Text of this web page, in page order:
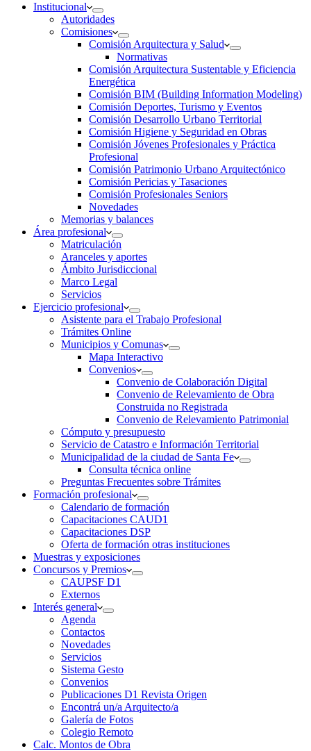
Institucional
Autoridades
Comisiones
Comisión Arquitectura y Salud
Normativas
Comisión Arquitectura Sustentable y Eficiencia
Energética
Comisión BIM (Building Information Modeling)
Comisión Deportes, Turismo y Eventos
Comisión Desarrollo Urbano Territorial
Comisión Higiene y Seguridad en Obras
Comisión Jóvenes Profesionales y Práctica
Profesional
Comisión Patrimonio Urbano Arquitectónico
Comisión Pericias y Tasaciones
Comisión Profesionales Seniors
Novedades
Memorias y balances
Área profesional
Matriculación
Aranceles y aportes
Ámbito Jurisdiccional
Marco Legal
Servicios
Ejercicio profesional
Asistente para el Trabajo Profesional
Trámites Online
Municipios y Comunas
Mapa Interactivo
Convenios
Convenio de Colaboración Digital
Convenio de Relevamiento de Obra
Construida no Registrada
Convenio de Relevamiento Patrimonial
Cómputo y presupuesto
Servicio de Catastro e Información Territorial
Municipalidad de la ciudad de Santa Fe
Consulta técnica online
Preguntas Frecuentes sobre Trámites
Formación profesional
Calendario de formación
Capacitaciones CAUD1
Capacitaciones DSP
Oferta de formación otras instituciones
Muestras y exposiciones
Concursos y Premios
CAUPSF D1
Externos
Interés general
Agenda
Contactos
Novedades
Servicios
Sistema Gesto
Convenios
Publicaciones D1 Revista Origen
Encontrá un/a Arquitecto/a
Galería de Fotos
Colegio Remoto
Calc. Montos de Obra